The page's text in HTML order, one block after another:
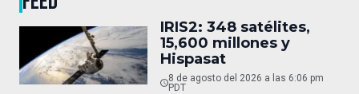
IRIS2: 348 satélites,
15,600 millones y
Hispasat
8 de agosto del 2026 a las 6:06 pm
PDT